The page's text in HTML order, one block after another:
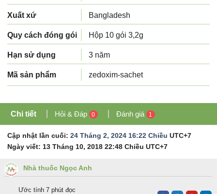
Xuất xứ Bangladesh
Quy cách đóng gói Hộp 10 gói 3,2g
Hạn sử dụng 3 năm
Mã sản phẩm zedoxim-sachet
Chi tiết Hỏi & Đáp 0 Đánh giá 1
Cập nhật lần cuối: 24 Tháng 2, 2024 16:22 Chiều UTC+7
Ngày viết: 13 Tháng 10, 2018 22:48 Chiều UTC+7
Nhà thuốc Ngọc Anh
Ước tính 7 phút đọc